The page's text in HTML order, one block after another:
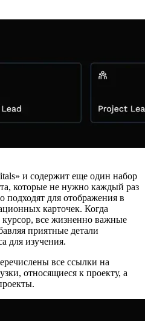
ролей, которые у меня были
больше, чем в
визуального
и содержит еще один набор
которые не нужно каждый раз
для отображения в
карточек. Когда
все жизненно важные
приятные детали
для изучения.